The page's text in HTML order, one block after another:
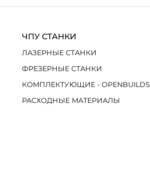
ЧПУ СТАНКИ
ЛАЗЕРНЫЕ СТАНКИ
ФРЕЗЕРНЫЕ СТАНКИ
КОМПЛЕКТУЮЩИЕ - OPENBUILDS
РАСХОДНЫЕ МАТЕРИАЛЫ